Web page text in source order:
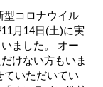
型コロナウイル
月14日(土)に実
ました。 オー
けない方もいま
ていただいてい